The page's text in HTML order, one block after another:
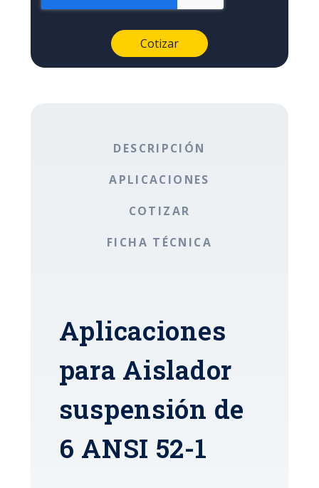
DESCRIPCIÓN
APLICACIONES
COTIZAR
FICHA TÉCNICA
Aplicaciones
para Aislador
suspensión de
6 ANSI 52-1